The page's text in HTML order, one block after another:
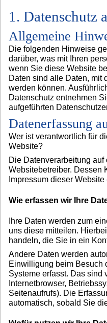
1. Datenschutz
Allgemeine
Die folgenden Hinweise
darüber, was mit Ihren
wenn Sie diese Website
Daten sind alle Daten, mit
werden können.
Datenschutz entnehmen
aufgeführten
Datenerfassung
Wer ist verantwortlich für
Website?
Die Datenverarbeitung
Websitebetreiber. Dessen
Impressum dieser
Wie erfassen wir Ihre
Ihre Daten werden zum
uns diese mitteilen.
handeln, die Sie in ein
Andere Daten werden
Einwilligung beim Besuch
Systeme erfasst. Das sind
Internetbrowser,
Seitenaufrufs). Die
automatisch, sobald Sie